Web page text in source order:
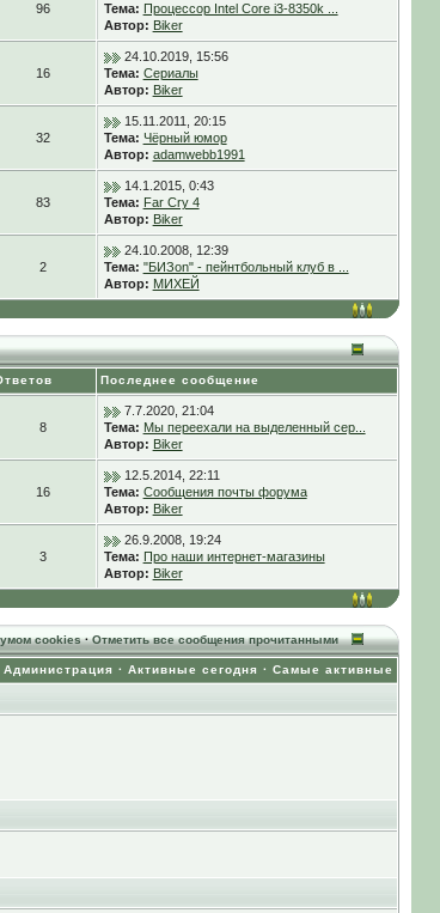
96
Тема: Процессор Intel Core i3-8350k ...
Автор: Biker
16
24.10.2019, 15:56
Тема: Сериалы
Автор: Biker
32
15.11.2011, 20:15
Тема: Чёрный юмор
Автор: adamwebb1991
83
14.1.2015, 0:43
Тема: Far Cry 4
Автор: Biker
2
24.10.2008, 12:39
Тема: "БИЗon" - пейнтбольный клуб в ...
Автор: МИХЕЙ
Последнее сообщение
8
7.7.2020, 21:04
Тема: Мы переехали на выделенный сер...
Автор: Biker
16
12.5.2014, 22:11
Тема: Сообщения почты форума
Автор: Biker
3
26.9.2008, 19:24
Тема: Про наши интернет-магазины
Автор: Biker
cookies·Отметить все сообщения прочитанными
Администрация · Активные сегодня · Самые активные